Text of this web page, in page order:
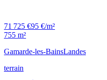
71 725 €95 €/m²
755 m²
Gamarde-les-BainsLandes
terrain